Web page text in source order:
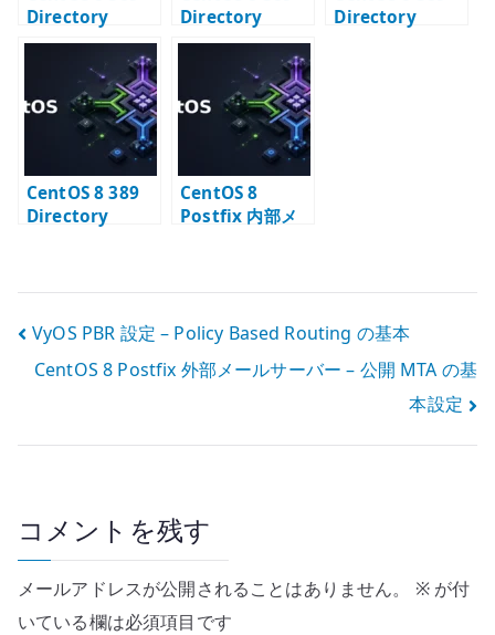
Directory
Server – 特定イ
ンスタンスを削
Directory
Server 構築 #1
– 導入と TLS 証
明書の登録
Directory
CentOS 8 389
Directory
CentOS 8
Postfix 内部メ
投
稿
ゲ
ー
シ
VyOS PBR 設定 – Policy Based Routing の基本
CentOS 8 Postfix 外部メールサーバー – 公開 MTA の基
本設定
コメントを残す
メールアドレスが公開されることはありません。 ※が付
いている欄は必須項目です